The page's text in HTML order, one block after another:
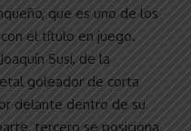
que es uno de los
el título en juego.
Susi, de la
goleador de corta
delante dentro de su
tercero se posiciona